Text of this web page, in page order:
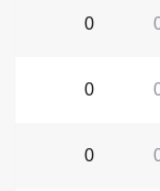
0
0
0